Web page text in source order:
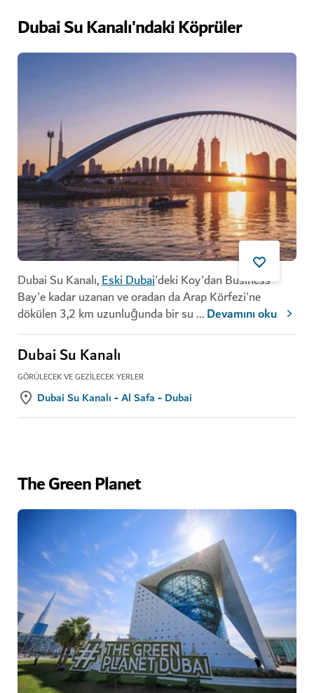
Dubai Su Kanalı'ndaki Köprüler
Dubai Su Kanalı,Eski Dubai'deki Koy'dan Business
Bay'e kadar uzanan ve oradan da Arap Körfezi'ne
dökülen 3,2 km uzunluğunda bir su...Devamını oku
Dubai Su Kanalı
GÖRÜLECEK VE GEZILECEK YERLER
Dubai Su Kanalı - Al Safa - Dubai
The Green Planet